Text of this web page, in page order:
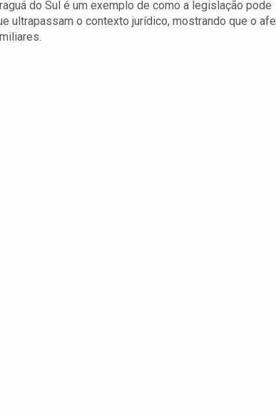
do Sul é um exemplo de como a legislação pode
ultrapassam o contexto jurídico, mostrando que o